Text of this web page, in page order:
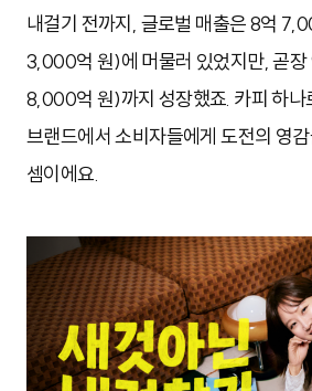
내걸기 전까지, 글로벌 매출은 8억
3,000억 원)에 머물러 있었지만, 곧장
8,000억 원)까지 성장했죠. 카피 하나
브랜드에서 소비자들에게 도전의 영
셈이에요.